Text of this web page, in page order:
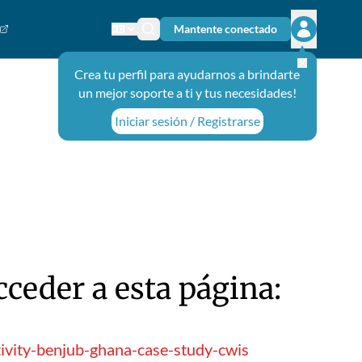
Cambiar el idioma
Ícono de búsqueda
Mantente conectado
Abrir el
Crea tu perfil para ayudarnos a brindarte
un mejor soporte a ti y tus necesidades!
Iniciar sesión / Registrarse
a esta página:
benjub-ghana-case-study-cwis